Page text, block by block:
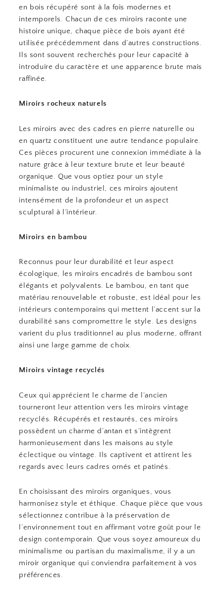
en bois récupéré sont à la fois modernes et
intemporels. Chacun de ces miroirs raconte une
histoire unique, chaque pièce de bois ayant été
utilisée précédemment dans d’autres constructions.
Ils sont souvent recherchés pour leur capacité à
introduire du caractère et une apparence brute mais
raffinée.
Miroirs rocheux naturels
Les miroirs avec des cadres en pierre naturelle ou
en quartz constituent une autre tendance populaire.
Ces pièces procurent une connexion immédiate à la
nature grâce à leur texture brute et leur beauté
organique. Que vous optiez pour un style
minimaliste ou industriel, ces miroirs ajoutent
intensément de la profondeur et un aspect
sculptural à l’intérieur.
Miroirs en bambou
Reconnus pour leur durabilité et leur aspect
écologique, les miroirs encadrés de bambou sont
élégants et polyvalents. Le bambou, en tant que
matériau renouvelable et robuste, est idéal pour les
intérieurs contemporains qui mettent l’accent sur la
durabilité sans compromettre le style. Les designs
varient du plus traditionnel au plus moderne, offrant
ainsi une large gamme de choix.
Miroirs vintage recyclés
Ceux qui apprécient le charme de l’ancien
tourneront leur attention vers les miroirs vintage
recyclés. Récupérés et restaurés, ces miroirs
possèdent un charme d’antan et s’intègrent
harmonieusement dans les maisons au style
éclectique ou vintage. Ils captivent et attirent les
regards avec leurs cadres ornés et patinés.
En choisissant des miroirs organiques, vous
harmonisez style et éthique. Chaque pièce que vous
sélectionnez contribue à la préservation de
l’environnement tout en affirmant votre goût pour le
design contemporain. Que vous soyez amoureux du
minimalisme ou partisan du maximalisme, il y a un
miroir organique qui conviendra parfaitement à vos
préférences.